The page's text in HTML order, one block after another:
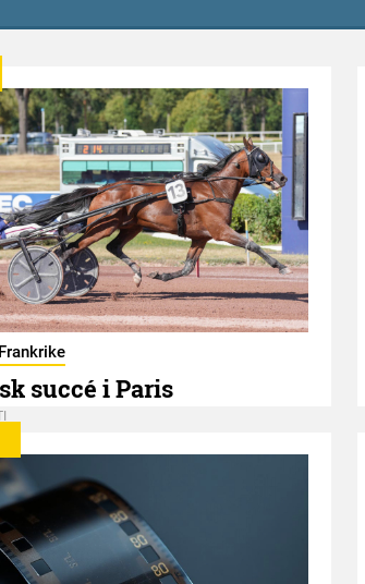
succé i Paris